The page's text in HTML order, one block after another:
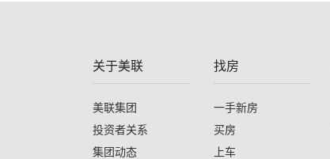
关于美联
美联集团
投资者关系
集团动态
找房
一手新房
买房
上车